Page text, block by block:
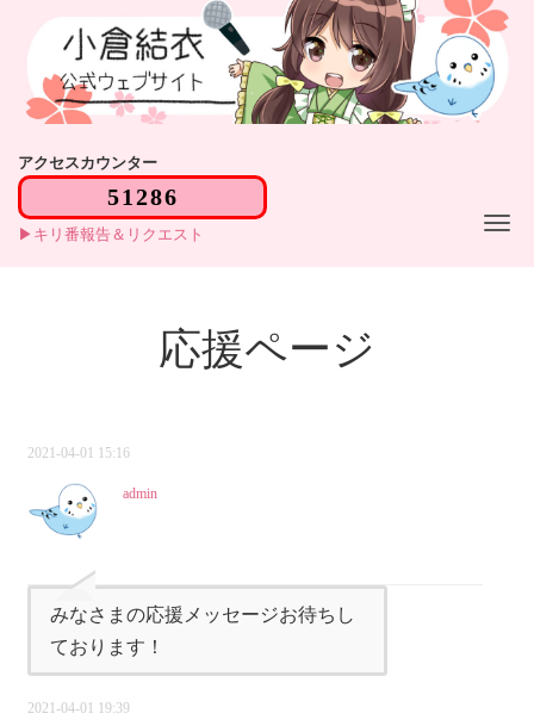
アクセスカウンター
キリ番報告＆リクエスト
応援ページ
2021-04-01 15:16
admin
みなさまの応援メッセージお待ちし
ております！
2021-04-01 19:39